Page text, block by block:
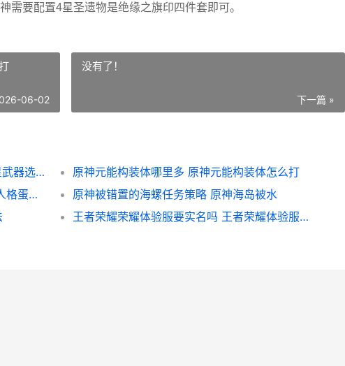
需要配置4星圣遗物是绝缘之旗印四件套即可。
06-02
没有了！
下一篇 »
原神雷神4星用啥子圣遗物 元神雷神四星武器选择
原神元能构装体哪里多 原神元能构装体怎么打
第五人格蛋仔派对联动奖励有啥子 第五人格蛋仔派对联动保底多少钱
原神被错置的海螺任务策略 原神海岛被水
王者荣耀荣耀体验服要实名吗 王者荣耀体验服最新消息